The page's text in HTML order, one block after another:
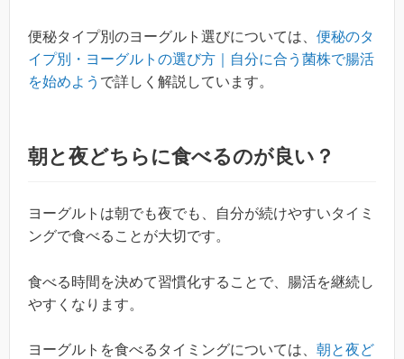
便秘タイプ別のヨーグルト選びについては、 便秘のタ
イプ別・ヨーグルトの選び方｜自分に合う菌株で腸活
を始めよう で詳しく解説しています。
朝と夜どちらに食べるのが良い？
ヨーグルトは朝でも夜でも、自分が続けやすいタイミ
ングで食べることが大切です。
食べる時間を決めて習慣化することで、腸活を継続し
やすくなります。
ヨーグルトを食べるタイミングについては、 朝と夜ど